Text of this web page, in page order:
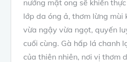
nướng mật ong sẽ khiến
lớp da óng ả, thơm lừng mùi
vừa ngậy vừa ngọt, quyến
cuối cùng. Gà hấp lá chanh
của thiên nhiên, nơi vị thơm